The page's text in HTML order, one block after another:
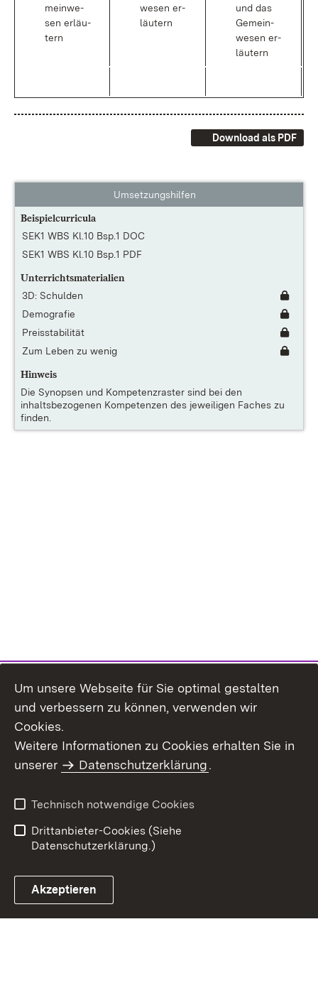
mein­we­
sen er­läu­
tern
we­sen er­
läu­tern
und das
Ge­mein­
we­sen er­
läu­tern
Download als PDF
Umsetzungshilfen
Beispielcurricula
SEK1 WBS Kl.10 Bsp.1 DOC
SEK1 WBS Kl.10 Bsp.1 PDF
Unterrichtsmaterialien
3D: Schulden
Demografie
Preisstabilität
Zum Leben zu wenig
Hinweis
Die Synopsen und Kompetenzraster sind bei den
inhaltsbezogenen Kompetenzen des jeweiligen Faches zu
finden.
Um unsere Webseite für Sie optimal gestalten
und verbessern zu können, verwenden wir
Cookies.
Weitere Informationen zu Cookies erhalten Sie in
unserer
Datenschutzerklärung.
Technisch notwendige Cookies
Drittanbieter-Cookies (Siehe
Datenschutzerklärung.)
Akzeptieren